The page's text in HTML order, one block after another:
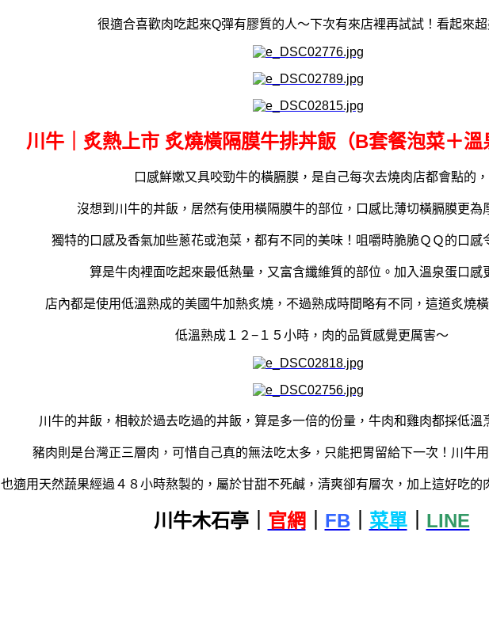
很適合喜歡肉吃起來Q彈有膠質的人～下次有來店裡再試試！看起來
川牛｜炙熱上市 炙燒橫隔膜牛排丼飯（B套餐泡菜＋溫
口感鮮嫰又具咬勁牛的橫膈膜，是自己每次去燒肉店都會點的，
沒想到川牛的丼飯，居然有使用橫隔膜牛的部位，口感比薄切橫膈膜更為
獨特的口感及香氣加些蔥花或泡菜，都有不同的美味！ 咀嚼時脆脆ＱＱ的口感
算是牛肉裡面吃起來最低熱量，又富含纖維質的部位。加入溫泉蛋口感
店內都是使用低溫熟成的美國牛加熱炙燒，不過熟成時間略有不同，這道炙燒
低溫熟成１２−１５小時，肉的品質感覺更厲害～
川牛的丼飯，相較於過去吃過的丼飯，算是多一倍的份量，牛肉和雞肉都採低溫
豬肉則是台灣正三層肉，可惜自己真的無法吃太多，只能把胃留給下一次！川牛
也適用天然蔬果經過４８小時熬製的，屬於甘甜不死鹹，清爽卻有層次，加上這好吃的
川牛木石亭｜ 官網 FB｜ 菜單｜ LINE